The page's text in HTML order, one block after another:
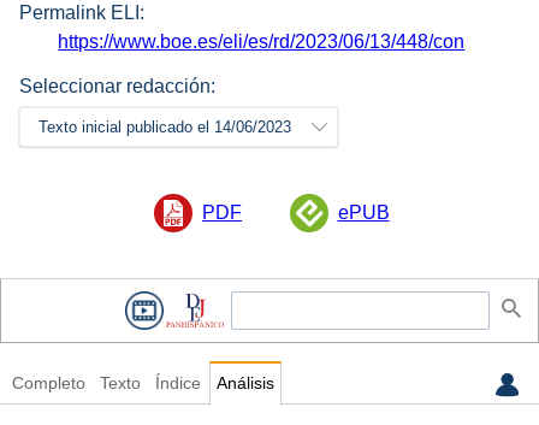
Permalink ELI:
https://www.boe.es/eli/es/rd/2023/06/13/448/con
Seleccionar redacción:
Texto inicial publicado el 14/06/2023
PDF ePUB
Completo Texto Índice Análisis